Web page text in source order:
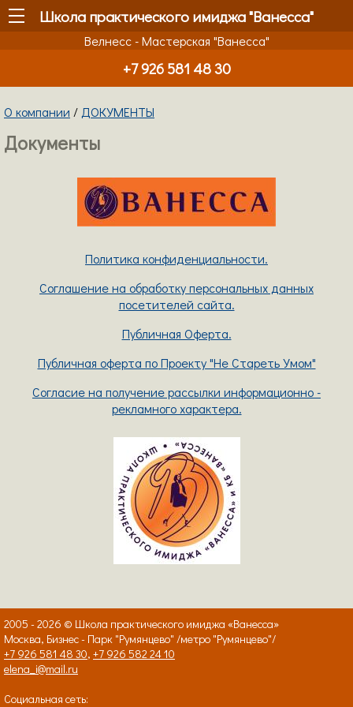
Школа практического имиджа "Ванесса"
Велнесс - Мастерская "Ванесса"
+7 926 581 48 30
О компании / ДОКУМЕНТЫ
Документы
Политика конфиденциальности.
Соглашение на обработку персональных данных
посетителей сайта.
Публичная Оферта.
Публичная оферта по Проекту "Не Стареть Умом"
Согласие на получение рассылки информационно -
рекламного характера.
2005 - 2026 © Школа практического имиджа «Ванесса»
Москва, Бизнес - Парк "Румянцево" /метро "Румянцево"/
+7 926 581 48 30, +7 926 582 24 10
elena_i@mail.ru
Социальная сеть: